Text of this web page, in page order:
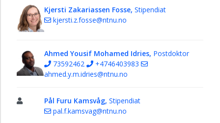
Kjersti Zakariassen Fosse, Stipendiat
kjersti.z.fosse@ntnu.no
Ahmed Yousif Mohamed Idries, Postdoktor
73592462
+4746403983
ahmed.y.m.idries@ntnu.no
Pål Furu Kamsvåg, Stipendiat
pal.f.kamsvag@ntnu.no